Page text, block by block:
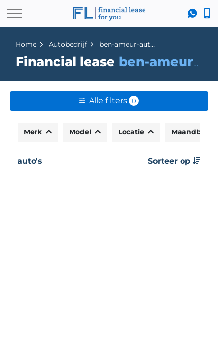
Home Autobedrijf ben-ameur-autos
Financial lease ben-ameur-autos
Alle filters 0
Merk Model Locatie
auto's Sorteer op